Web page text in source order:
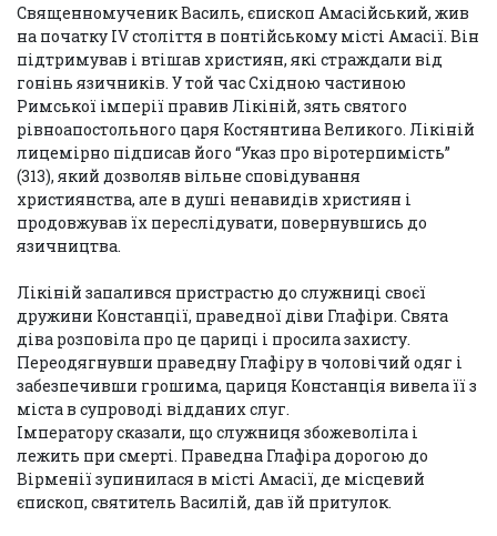
Священномученик Василь, єпископ Амасійський, жив
на початку IV століття в понтійському місті Амасії. Він
підтримував і втішав християн, які страждали від
гонінь язичників. У той час Східною частиною
Римської імперії правив Лікіній, зять святого
рівноапостольного царя Костянтина Великого. Лікіній
лицемірно підписав його “Указ про віротерпимість”
(313), який дозволяв вільне сповідування
християнства, але в душі ненавидів християн і
продовжував їх переслідувати, повернувшись до
язичництва.
Лікіній запалився пристрастю до служниці своєї
дружини Констанції, праведної діви Глафіри. Свята
діва розповіла про це цариці і просила захисту.
Переодягнувши праведну Глафіру в чоловічий одяг і
забезпечивши грошима, цариця Констанція вивела її з
міста в супроводі відданих слуг.
Імператору сказали, що служниця збожеволіла і
лежить при смерті. Праведна Глафіра дорогою до
Вірменії зупинилася в місті Амасії, де місцевий
єпископ, святитель Василій, дав їй притулок.